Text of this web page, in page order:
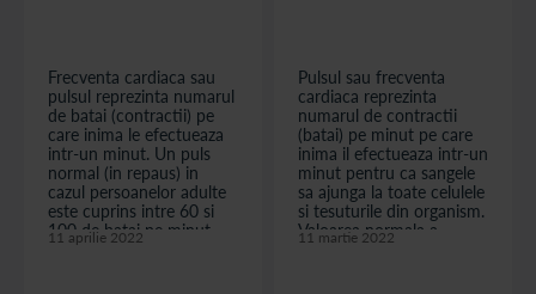
Frecventa cardiaca sau
pulsul reprezinta numarul
de batai (contractii) pe
care inima le efectueaza
intr-un minut. Un puls
normal (in repaus) in
cazul persoanelor adulte
este cuprins intre 60 si
100 de batai pe minut,
insa valorile pulsului
11 aprilie 2022
Pulsul sau frecventa
cardiaca reprezinta
numarul de contractii
(batai) pe minut pe care
inima il efectueaza intr-un
minut pentru ca sangele
sa ajunga la toate celulele
si tesuturile din organism.
Valoarea normala a
frecventei cardiace (in
11 martie 2022